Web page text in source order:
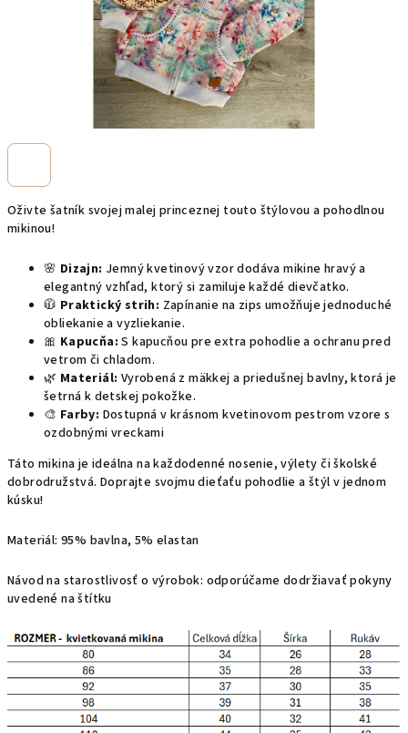
Oživte šatník svojej malej princeznej touto štýlovou a pohodlnou
mikinou!
🌸 Dizajn: Jemný kvetinový vzor dodáva mikine hravý a
elegantný vzhľad, ktorý si zamiluje každé dievčatko.
🧥 Praktický strih: Zapínanie na zips umožňuje jednoduché
obliekanie a vyzliekanie.
🎀 Kapucňa: S kapucňou pre extra pohodlie a ochranu pred
vetrom či chladom.
🌿 Materiál: Vyrobená z mäkkej a priedušnej bavlny, ktorá je
šetrná k detskej pokožke.
🎨 Farby: Dostupná v krásnom kvetinovom pestrom vzore s
ozdobnými vreckami
Táto mikina je ideálna na každodenné nosenie, výlety či školské
dobrodružstvá. Doprajte svojmu dieťaťu pohodlie a štýl v jednom
kúsku!
Materiál: 95% bavlna, 5% elastan
Návod na starostlivosť o výrobok: odporúčame dodržiavať pokyny
uvedené na štítku